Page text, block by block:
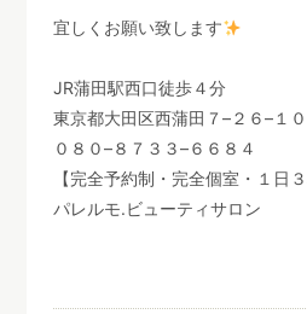
宜しくお願い致します
JR蒲田駅西口徒歩４分
東京都大田区西蒲田７–２６–１
０８０–８７３３–６６８４
【完全予約制・完全個室・１日
パレルモ.ビューティサロン